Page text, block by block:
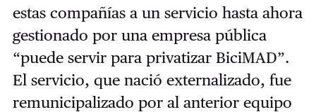
estas compañías a un servicio hasta ahora
gestionado por una empresa pública
“puede servir para privatizar BiciMAD”.
El servicio, que nació externalizado, fue
remunicipalizado por al anterior equipo